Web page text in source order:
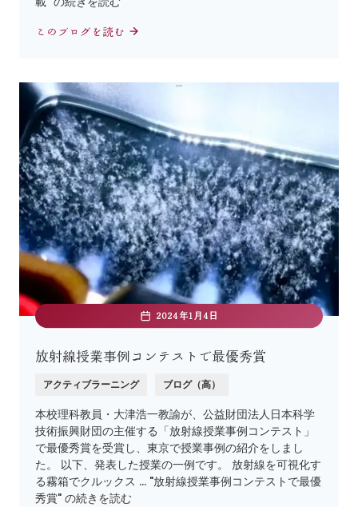
このブログを読む
2024年1月4日
放射線授業事例コンテストで最優秀賞
アクティブラーニング ブログ（高）
本校理科教員・大津浩一教諭が、公益財団法人日本科学
技術振興財団の主催する「放射線授業事例コンテスト」
で最優秀賞を受賞し、東京で授業事例の紹介をしまし
た。 以下、発表した授業の一例です。 放射線を可視化す
る霧箱でクルックス … "放射線授業事例コンテストで最優
秀賞" の続きを読む